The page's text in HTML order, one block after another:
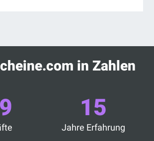
in Zahlen
15
Jahre Erfahrung